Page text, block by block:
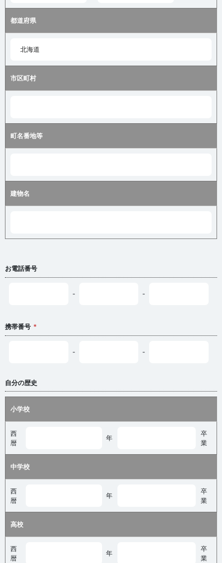
都道府県
市区町村
町名番地等
建物名
お電話番号
- -
携帯番号
- -
自分の歴史
小学校
西
暦
年
卒
業
中学校
西
暦
年
卒
業
高校
西
暦
年
卒
業